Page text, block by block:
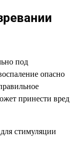
под
опасно
принести вред
стимуляции